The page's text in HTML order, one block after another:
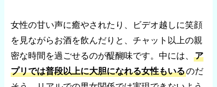
女性の甘い声に癒やされたり、ビデオ越しに笑顔
を見ながらお酒を飲んだりと、チャット以上の親
密な時間を過ごせるのが醍醐味です。中には、ア
プリでは普段以上に大胆になれる女性もいるのだ